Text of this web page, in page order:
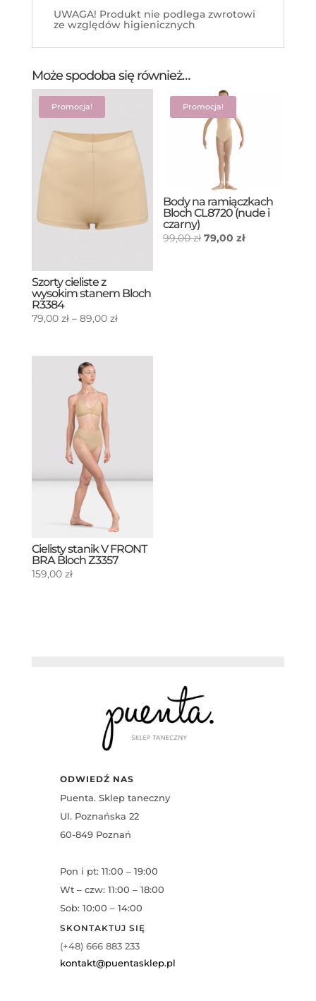
UWAGA! Produkt nie podlega zwrotowi
ze względów higienicznych
Może spodoba się również…
Promocja!
Szorty cieliste z
wysokim stanem Bloch
R3384
79,00 zł – 89,00 złZakres
Promocja!
Body na ramiączkach
Bloch CL8720 (nude i
czarny)
99,00zł Pierwotna
79,00złAktualna
Cielisty stanik V FRONT
BRA Bloch Z3357
159,00 zł
ODWIEDŹ NAS
Puenta. Sklep taneczny
Ul. Poznańska 22
60-849 Poznań
Pon i pt: 11:00 – 19:00
Wt – czw: 11:00 – 18:00
Sob: 10:00 – 14:00
SKONTAKTUJ SIĘ
(+48) 666 883 233
kontakt@puentasklep.pl